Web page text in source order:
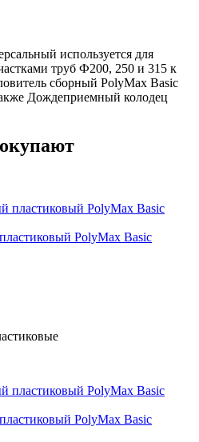
используется для
труб Ф200, 250 и 315 к
сборный PolyMax Basic
Дождеприемный колодец
PolyMax Basic
PolyMax Basic